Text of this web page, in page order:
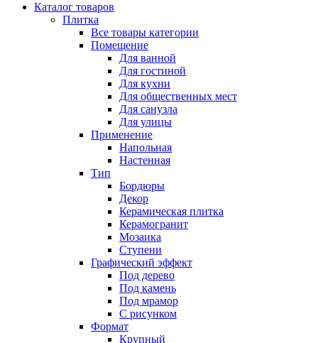
Каталог товаров
Плитка
Все товары категории
Помещение
Для ванной
Для гостиной
Для кухни
Для общественных мест
Для санузла
Для улицы
Применение
Напольная
Настенная
Тип
Бордюры
Декор
Керамическая плитка
Керамогранит
Мозаика
Ступени
Графический эффект
Под дерево
Под камень
Под мрамор
С рисунком
Формат
Крупный